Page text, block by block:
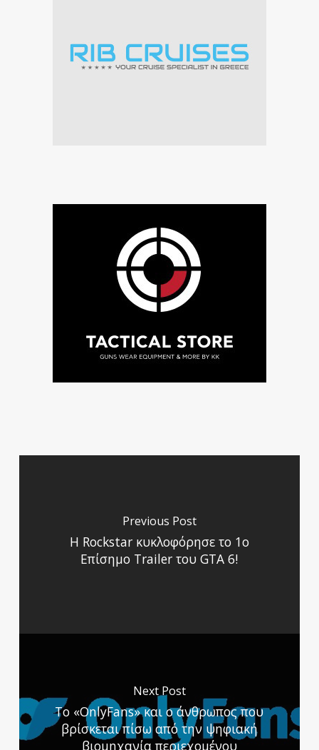
Previous Post
Η Rockstar κυκλοφόρησε το 1ο
Επίσημο Trailer του GTA 6!
Next Post
To «OnlyFans» και ο άνθρωπος που
βρίσκεται πίσω από την ψηφιακή
βιομηχανία περιεχομένου